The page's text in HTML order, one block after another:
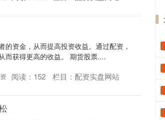
资金，从而提高投资收益。通过配资，
而获得更高的收益。 期货股票....
阅读： 152 栏目： 配资实盘网站